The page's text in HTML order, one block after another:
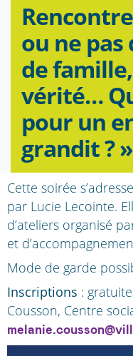
ou ne pas
de
vérité…
pour un
grandit ? »
Cette soirée
par Lucie Lecointe.
d’ateliers organisé
et
Mode de garde
Inscriptions :
Cousson, Centre